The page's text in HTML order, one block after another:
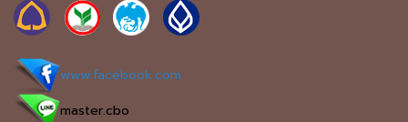
www.facebook.com
master.cbo